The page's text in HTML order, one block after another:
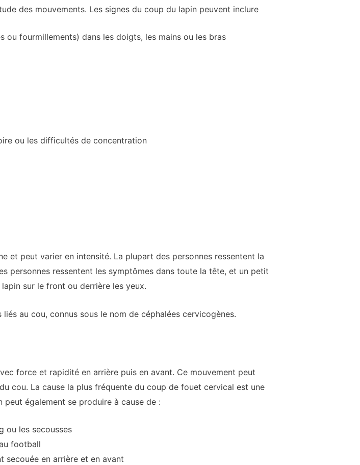
des mouvements. Les signes du coup du lapin peuvent inclure
ou fourmillements) dans les doigts, les mains ou les bras
ou les difficultés de concentration
et peut varier en intensité. La plupart des personnes ressentent la
personnes ressentent les symptômes dans toute la tête, et un petit
sur le front ou derrière les yeux.
au cou, connus sous le nom de céphalées cervicogènes.
force et rapidité en arrière puis en avant. Ce mouvement peut
cou. La cause la plus fréquente du coup de fouet cervical est une
également se produire à cause de :
ou les secousses
football
secouée en arrière et en avant